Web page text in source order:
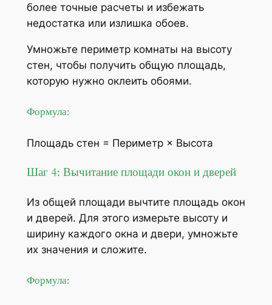
более точные расчеты и избежать
недостатка или излишка обоев.
Умножьте периметр комнаты на высоту
стен, чтобы получить общую площадь,
которую нужно оклеить обоями.
Формула:
Площадь стен = Периметр × Высота
Шаг 4: Вычитание площади окон и дверей
Из общей площади вычтите площадь окон
и дверей. Для этого измерьте высоту и
ширину каждого окна и двери, умножьте
их значения и сложите.
Формула: